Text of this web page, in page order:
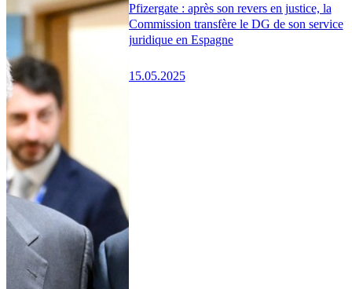
Pfizergate : après son revers en justice, la
Commission transfère le DG de son service
juridique en Espagne
15.05.2025